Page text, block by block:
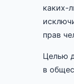
каких-
прав
Целью
в